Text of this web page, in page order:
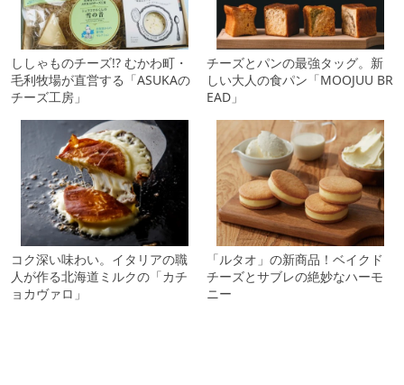
ししゃものチーズ!? むかわ町・
毛利牧場が直営する「ASUKAの
チーズ工房」
チーズとパンの最強タッグ。新
しい大人の食パン「MOOJUU BR
EAD」
コク深い味わい。イタリアの職
人が作る北海道ミルクの「カチ
ョカヴァロ」
「ルタオ」の新商品！ベイクド
チーズとサブレの絶妙なハーモ
ニー